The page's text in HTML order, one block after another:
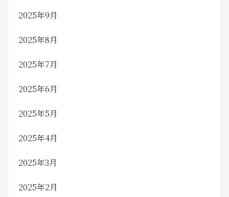
2025年9月
2025年8月
2025年7月
2025年6月
2025年5月
2025年4月
2025年3月
2025年2月